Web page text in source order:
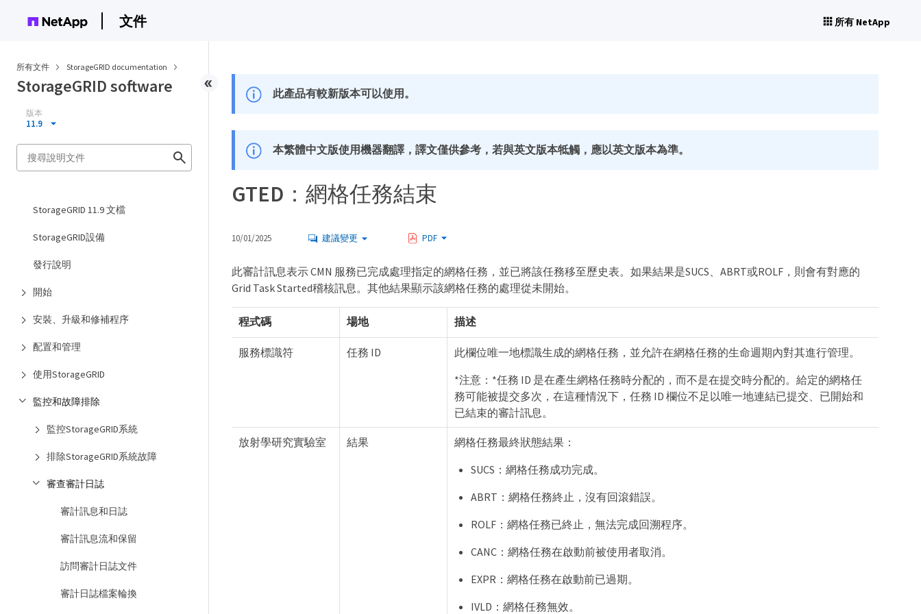
文件 所有 NetApp
所有文件 StorageGRID documentation
StorageGRID software
版本
11.9
StorageGRID 11.9 文檔
StorageGRID設備
發行說明
開始
安裝、升級和修補程序
配置和管理
使用StorageGRID
監控和故障排除
監控StorageGRID系統
排除StorageGRID系統故障
審查審計日誌
審計訊息和日誌
審計訊息流和保留
訪問審計日誌文件
審計日誌檔案輪換
此產品有較新版本可以使用。
本繁體中文版使用機器翻譯，譯文僅供參考，若與英文版本牴觸，應以英文版本為準。
GTED：網格任務結束
10/01/2025 建議變更 PDF
此審計訊息表示 CMN 服務已完成處理指定的網格任務，並已將該任務移至歷史表。如果結果是SUCS、ABRT或ROLF，則會有對應的
Grid Task Started稽核訊息。其他結果顯示該網格任務的處理從未開始。
程式碼 場地 描述
服務標識符 任務 ID
此欄位唯一地標識生成的網格任務，並允許在網格任務的生命週期內對其進行管理。
*注意：*任務 ID 是在產生網格任務時分配的，而不是在提交時分配的。給定的網格任
務可能被提交多次，在這種情況下，任務 ID 欄位不足以唯一地連結已提交、已開始和
已結束的審計訊息。
放射學研究實驗室 結果
網格任務最終狀態結果：
SUCS：網格任務成功完成。
ABRT：網格任務終止，沒有回滾錯誤。
ROLF：網格任務已終止，無法完成回溯程序。
CANC：網格任務在啟動前被使用者取消。
EXPR：網格任務在啟動前已過期。
IVLD：網格任務無效。